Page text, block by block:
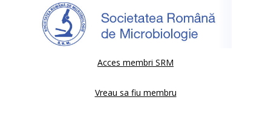
Acces membri SRM
Vreau sa fiu membru